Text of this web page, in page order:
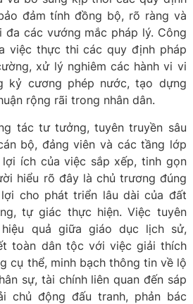
đảm tính đồng bộ, rõ ràng và
đa các vướng mắc pháp lý. Công
việc thực thi các quy định pháp
xử lý nghiêm các hành vi vi
kỷ cương phép nước, tạo dựng
rộng rãi trong nhân dân.
tác tư tưởng, tuyên truyền sâu
bộ, đảng viên và các tầng lớp
ích của việc sắp xếp, tinh gọn
hiểu rõ đây là chủ trương đúng
cho phát triển lâu dài của đất
tự giác thực hiện. Việc tuyên
quả giữa giáo dục lịch sử,
toàn dân tộc với việc giải thích
cụ thể, minh bạch thông tin về lộ
sự, tài chính liên quan đến sáp
chủ động đấu tranh, phản bác